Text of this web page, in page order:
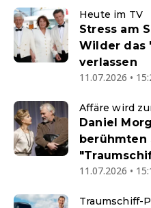
Heute im TV
Stress am
Wilder das
verlassen
11.07.2026 •
Affäre wird
Daniel
berühmten
11.07.2026 •
Traumschiff-